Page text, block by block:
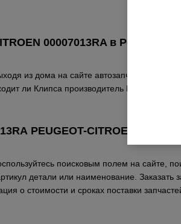
00007013RA в Россия
из дома на сайте автозапчастей.
ли Клипса производитель PEUGEOT-
PEUGEOT-CITROEN
поисковым полем на сайте,
детали или наименование.
о стоимости и сроках поставки